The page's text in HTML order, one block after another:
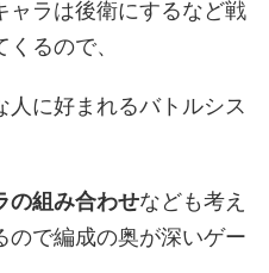
ャラは後衛にするなど戦
るので、
に好まれるバトルシス
の組み合わせなども考え
ので編成の奥が深いゲー